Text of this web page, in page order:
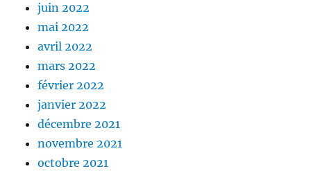
juin 2022
mai 2022
avril 2022
mars 2022
février 2022
janvier 2022
décembre 2021
novembre 2021
octobre 2021